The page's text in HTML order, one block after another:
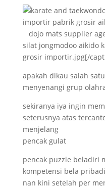
dojo mats supplier
silat jongmodoo aikido
grosir importir.jpg[/
apakah dikau salah
menyenangi grup
sekiranya iya ingin
seterusnya atas
menjelang
pencak gulat
pencak puzzle beladiri
kompetensi bela
nan kini setelah per